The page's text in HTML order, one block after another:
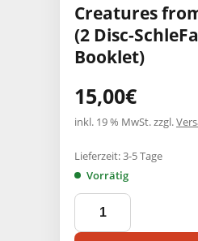
Creatures
(2 Disc-
Booklet)
15,00€
inkl. 19 % MwSt.zzgl.
Lieferzeit:3-5 Tage
Vorrätig
Creatures
the